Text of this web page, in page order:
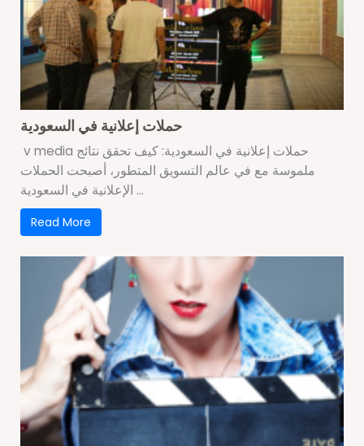
حملات إعلانية في السعودية
v media حملات إعلانية في السعودية: كيف تحقق نتائج
ملموسة مع في عالم التسويق المتطور، أصبحت الحملات
الإعلانية في السعودية ...
Read More